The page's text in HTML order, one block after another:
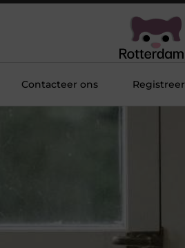
Contacteer ons Registreer